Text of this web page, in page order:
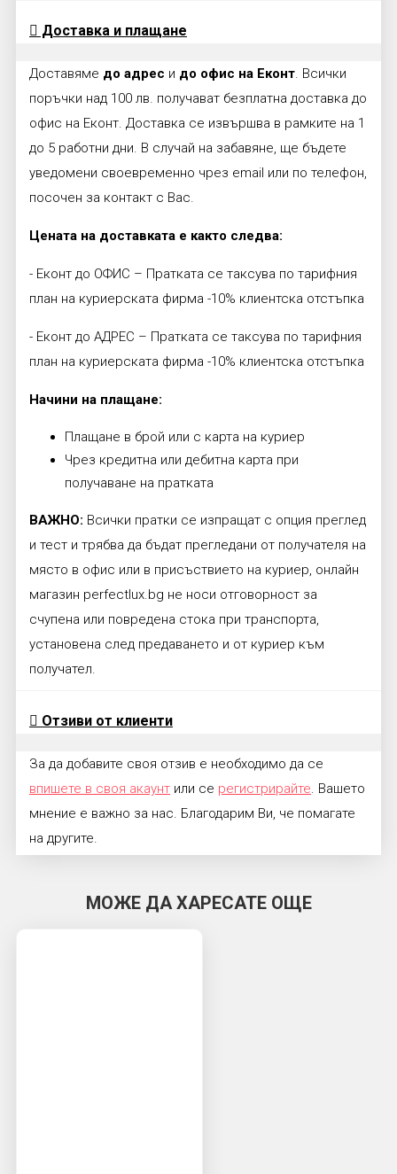
Доставка и плащане
Доставяме до адрес и до офис на Еконт. Всички
поръчки над 100 лв. получават безплатна доставка до
офис на Еконт. Доставка се извършва в рамките на 1
до 5 работни дни. В случай на забавяне, ще бъдете
уведомени своевременно чрез email или по телефон,
посочен за контакт с Вас.
Цената на доставката е както следва:
- Еконт до ОФИС – Пратката се таксува по тарифния
план на куриерската фирма -10% клиентска отстъпка
- Еконт до АДРЕС – Пратката се таксува по тарифния
план на куриерската фирма -10% клиентска отстъпка
Начини на плащане:
Плащане в брой или с карта на куриер
Чрез кредитна или дебитна карта при
получаване на пратката
ВАЖНО: Всички пратки се изпращат с опция преглед
и тест и трябва да бъдат прегледани от получателя на
място в офис или в присъствието на куриер, онлайн
магазин perfectlux.bg не носи отговорност за
счупена или повредена стока при транспорта,
установена след предаването и от куриер към
получател.
Отзиви от клиенти
За да добавите своя отзив е необходимо да се
впишете в своя акаунт или се регистрирайте. Вашето
мнение е важно за нас. Благодарим Ви, че помагате
на другите.
МОЖЕ ДА ХАРЕСАТЕ ОЩЕ